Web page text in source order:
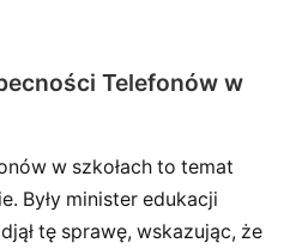
Telefonów w
w szkołach to temat
Były minister edukacji
tę sprawę, wskazując, że